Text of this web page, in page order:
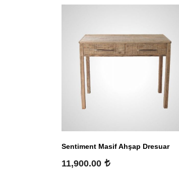
Sentiment Masif Ahşap Dresuar
11,900.00